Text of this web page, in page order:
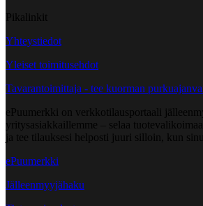
Pikalinkit
Yhteystiedot
Yleiset toimitusehdot
Tavarantoimittaja - tee kuorman
ePuumerkki on verkkotilausportaali
yritysasiakkaillemme – selaa
ja tee tilauksesi helposti juuri silloin, kun
ePuumerkki
Jälleenmyyjähaku